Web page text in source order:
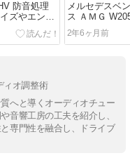
防音処理
ズやエンジ
メルセデスベ
ス ＡＭＧ
ターシステム
アップ
2年6ヶ月前
ィオ調整術
へと導くオーディオチュー
音響工房の工夫を紹介し、
専門性を融合し、ドライブ